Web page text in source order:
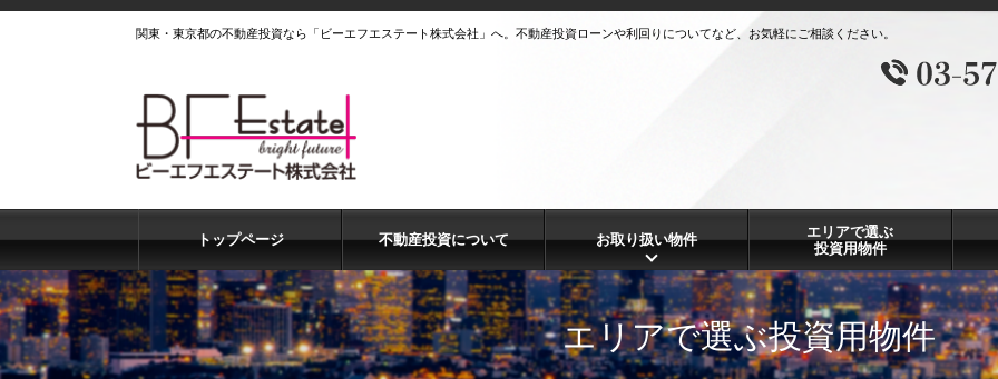
関東・東京都の不動産投資なら「ビーエフエステート株式会社」へ。不動産投資ローンや利回りについてなど、お気軽にご相談ください。
トップページ 不動産投資について お取り扱い物件
エリアで選ぶ
投資用物件
エリアで選ぶ投資用物件